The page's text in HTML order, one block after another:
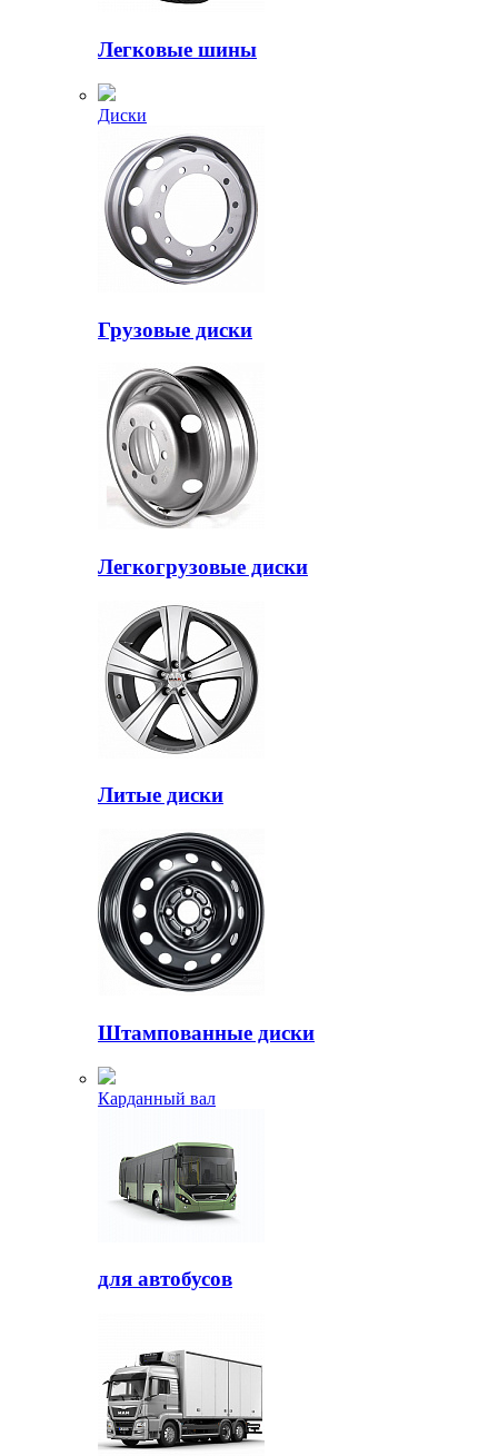
Легковые шины
Диски
Грузовые диски
Легкогрузовые диски
Литые диски
Штампованные диски
Карданный вал
для автобусов